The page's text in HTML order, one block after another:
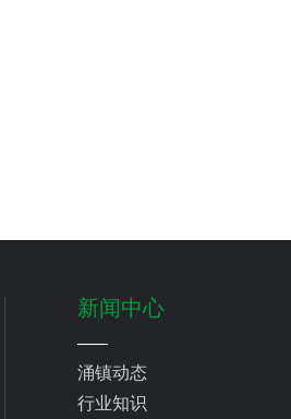
新闻中心
涌镇动态
行业知识